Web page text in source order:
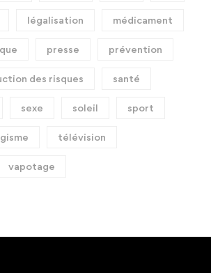
légalisation médicament
presse prévention
des risques santé
sexe soleil sport
télévision
vapotage